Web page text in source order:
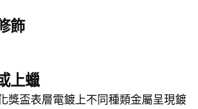
飾
上蠟
獎盃表層電鍍上不同種類金屬呈現鍍